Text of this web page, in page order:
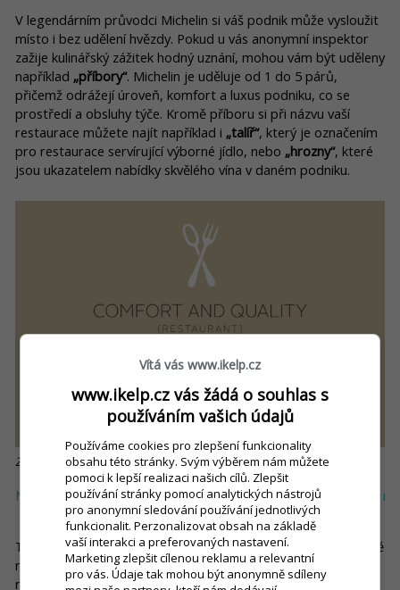
V legendárním průvodci Michelin si váš podnik může vysloužit
místo i bez udělení hvězdy. Pokud u vás anonymní inspektor
zažije kulinářský zážitek hodný uznání, mohou vám být uděleny
například „příbory“. Michelin je uděluje od 1 do 5 párů,
přičemž odrážejí úroveň, komfort a luxus podniku, co se
prostředí a obsluhy týče. Kromě příboru si při názvu vaší
restaurace můžete najít například i „talíř“, který je označením
pro restaurace servírující výborné jídlo, nebo „hrozny“, které
jsou ukazatelem nabídky skvělého vína v daném podniku.
Zdroj: guide.michelin.com/th/en/to-the-stars-and-beyond-th
Michelinská restaurace si musí svou hvězdu zasloužit i
obhájit
To, že se vám jednou podaří získat michelinskou hvězdu, ještě
neznamená, že o ni už nikdy nemůžete přijít. Musíte si ji totiž
nejen zasloužit, ale také obhájit.Anonymní inspektoři
Vítá vás www.ikelp.cz
www.ikelp.cz vás žádá o souhlas s
používáním vašich údajů
Používáme cookies pro zlepšení funkcionality
obsahu této stránky. Svým výběrem nám můžete
pomoci k lepší realizaci našich cílů. Zlepšit
používání stránky pomocí analytických nástrojů
pro anonymní sledování používání jednotlivých
funkcionalit. Perzonalizovat obsah na základě
vaší interakci a preferovaných nastavení.
Marketing zlepšit cílenou reklamu a relevantní
pro vás. Údaje tak mohou být anonymně sdíleny